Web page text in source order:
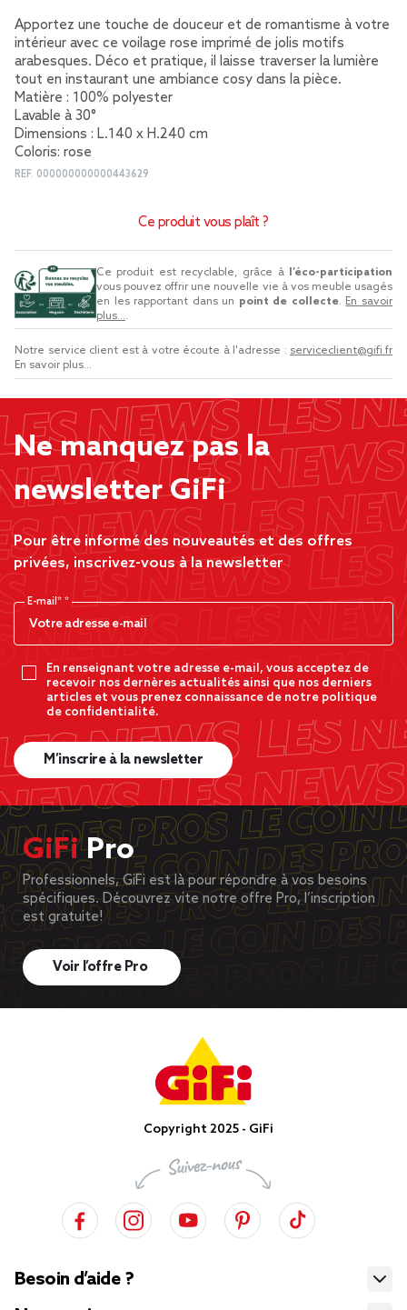
Apportez une touche de douceur et de romantisme à votre
intérieur avec ce voilage rose imprimé de jolis motifs
arabesques. Déco et pratique, il laisse traverser la lumière
tout en instaurant une ambiance cosy dans la pièce.
Matière : 100% polyester
Lavable à 30°
Dimensions : L.140 x H.240 cm
Coloris: rose
REF. 000000000000443629
Ce produit vous plaît ?
Ce produit est recyclable, grâce à
l’éco-participation
vous pouvez offrir une nouvelle vie à vos meuble usagés
en les rapportant dans un point de collecte. En savoir
plus....
Notre service client est à votre écoute à l'adresse : serviceclient@gifi.fr
En savoir plus...
Ne manquez pas la
newsletter GiFi
Pour être informé des nouveautés et des offres
privées, inscrivez-vous à la newsletter
E-mail*
En renseignant votre adresse e-mail, vous acceptez de
recevoir nos dernères actualités ainsi que nos derniers
articles et vous prenez connaissance de notre politique
de confidentialité.
M’inscrire à la newsletter
GiFiPro
Professionnels, GiFi est là pour répondre à vos besoins
spécifiques. Découvrez vite notre offre Pro, l’inscription
est gratuite!
Voir l’offre Pro
Copyright 2025 - GiFi
Besoin d’aide ?